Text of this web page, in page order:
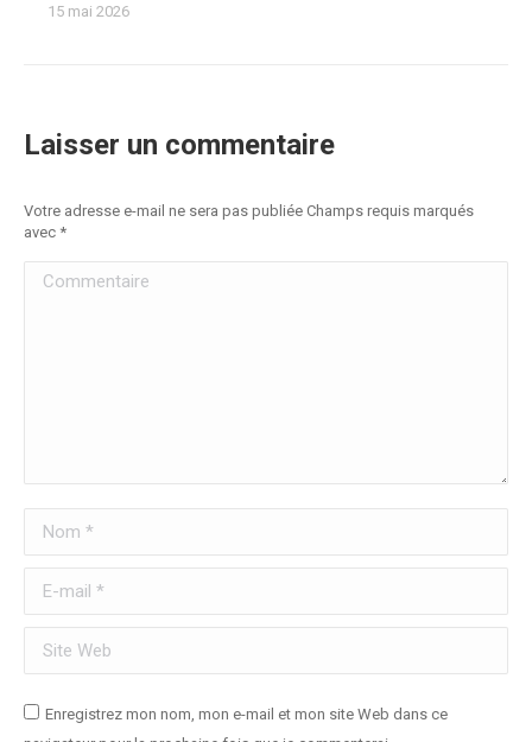
15 mai 2026
Laisser un commentaire
Votre adresse e-mail ne sera pas publiée Champs requis marqués
avec *
Commentaire
Nom *
E-mail *
Site Web
Enregistrez mon nom, mon e-mail et mon site Web dans ce